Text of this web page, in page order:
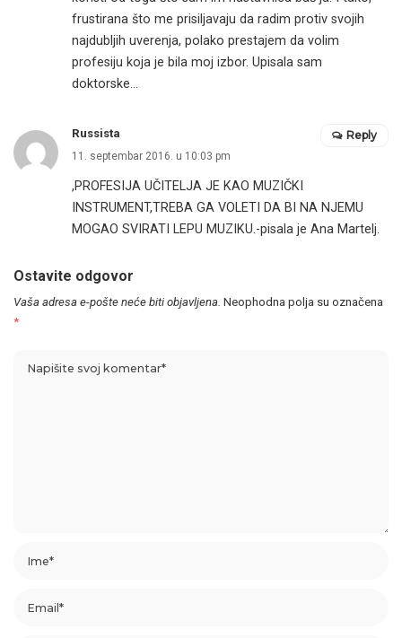
frustirana što me prisiljavaju da radim protiv svojih
najdubljih uverenja, polako prestajem da volim
profesiju koja je bila moj izbor. Upisala sam
doktorske…
Russista
11. septembar 2016. u 10:03 pm
,PROFESIJA UČITELJA JE KAO MUZIČKI
INSTRUMENT,TREBA GA VOLETI DA BI NA NJEMU
MOGAO SVIRATI LEPU MUZIKU.-pisala je Ana Martelj.
Reply
Ostavite odgovor
Vaša adresa e-pošte neće biti objavljena. Neophodna polja su označena
*